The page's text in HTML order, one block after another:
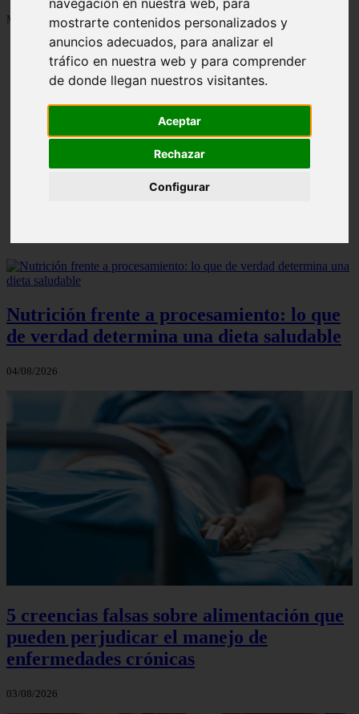
mostrarte contenidos personalizados y
anuncios adecuados, para analizar el
tráfico en nuestra web y para comprender
de donde llegan nuestros visitantes.
Aceptar
Rechazar
Configurar
Mostrando 1 - 24 de 1287 artículos
Contraindicaciones del espino amarillo: conocelas
ahora
Nutrición frente a procesamiento: lo que
de verdad determina una dieta saludable
04/08/2026
5 creencias falsas sobre alimentación que
pueden perjudicar el manejo de
enfermedades crónicas
03/08/2026